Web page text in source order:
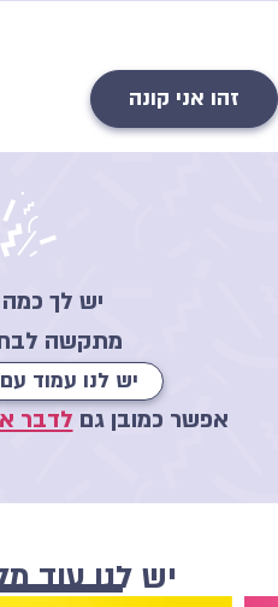
זהו אני קונה
יש לך
מתקשה
יש לנו עמוד
אפשר כמובן גם לדבר
יש לנו עוד